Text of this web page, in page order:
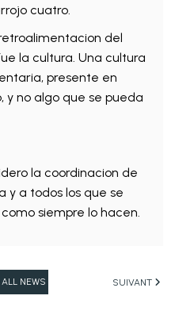
cuatro.
del
la cultura. Una cultura
presente en
y no algo que se pueda
la coordinacion de
y a todos los que se
siempre lo hacen.
NEWS SUIVANT